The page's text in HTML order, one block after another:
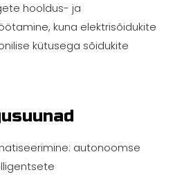
hooldus- ja
kuna elektrisõidukite
kütusega sõidukite
autonoomse